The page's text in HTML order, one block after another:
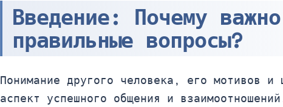
Введение: Почему
правильные вопросы?
Понимание другого человека, его мотивов и
аспект успешного общения и